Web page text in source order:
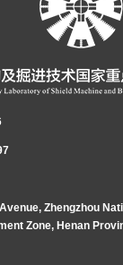
交通有限公司中铁隧道
铁路总公司工程监督管
术国家重点实验室、珠
年4月11日全天；报到
人：河南合众信泰科技
人：郑州三康电子科技
：2017年5月8日至
20170428/国家重
附件2./Portals/2/
中国土木工程学会隧道
主办，广铁工程质量安
业人员施工技术培训班
集团有限公司等单位有
范盾构司机现场操作技
中国土木工程学会隧道
主办，广铁工程质量安
、广铁工程质量安全监
Zhengzhou
Zone, Henan